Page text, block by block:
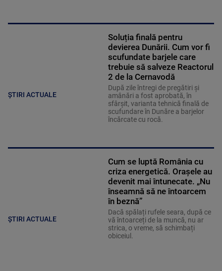
ȘTIRI ACTUALE
Soluția finală pentru
devierea Dunării. Cum vor fi
scufundate barjele care
trebuie să salveze Reactorul
2 de la Cernavodă
După zile întregi de pregătiri și
amânări a fost aprobată, în
sfârșit, varianta tehnică finală de
scufundare în Dunăre a barjelor
încărcate cu rocă.
ȘTIRI ACTUALE
Cum se luptă România cu
criza energetică. Orașele au
devenit mai întunecate. „Nu
înseamnă să ne întoarcem
în beznă”
Dacă spălați rufele seara, după ce
vă întoarceți de la muncă, nu ar
strica, o vreme, să schimbați
obiceiul.